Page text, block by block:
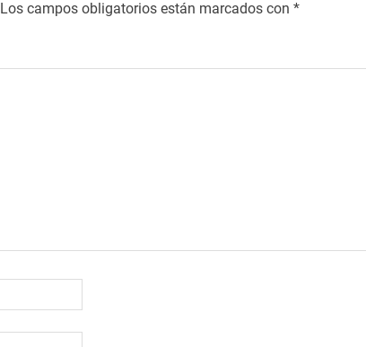
Los campos obligatorios están marcados con *